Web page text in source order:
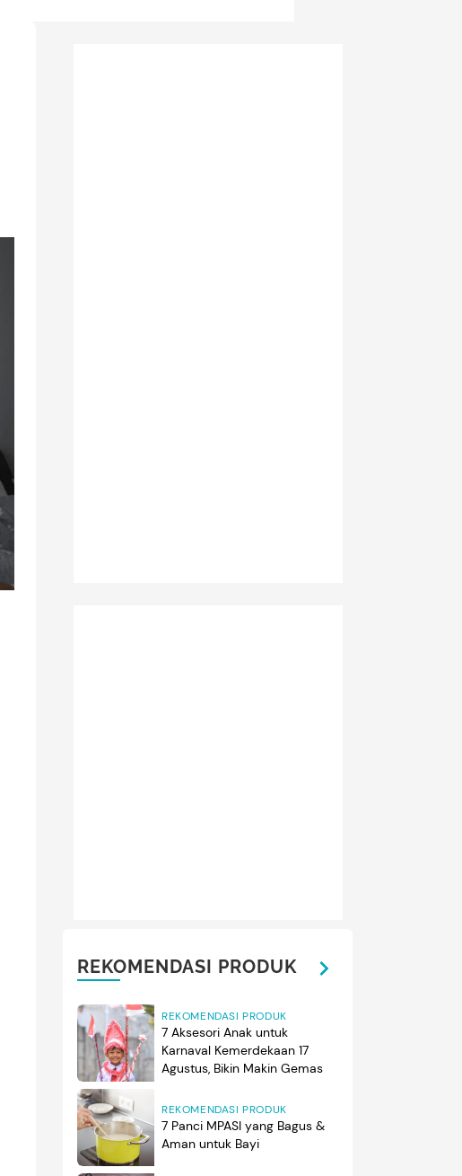
REKOMENDASI PRODUK
REKOMENDASI PRODUK
7 Aksesori Anak untuk
Karnaval Kemerdekaan 17
Agustus, Bikin Makin Gemas
REKOMENDASI PRODUK
7 Panci MPASI yang Bagus &
Aman untuk Bayi